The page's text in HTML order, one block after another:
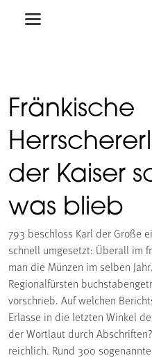
Fränkische
der Kaiser
was blieb
793 beschloss Karl der Große
schnell umgesetzt: Überall im
man die Münzen im selben
Regionalfürsten
vorschrieb. Auf welchen
Erlasse in die letzten Winkel
der Wortlaut durch
reichlich. Rund 300